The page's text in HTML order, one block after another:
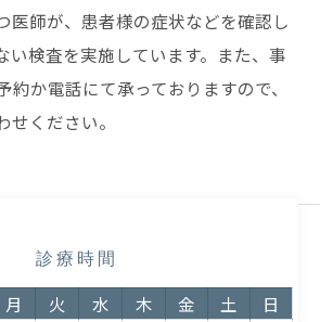
医師が、患者様の症状などを確認し
い検査を実施しています。また、事
約か電話にて承っておりますので、
ください。
診療時間
月 火 水 木 金 土
日